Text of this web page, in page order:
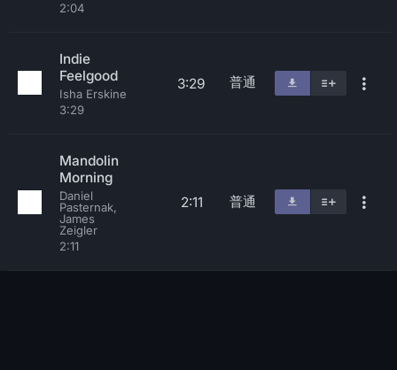
2:04
Indie
Feelgood
Isha Erskine
3:29
3:29 普通
Mandolin
Morning
Daniel
Pasternak,
James
Zeigler
2:11
2:11 普通